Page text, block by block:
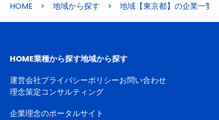
HOME > 地域から探す > 地域【東京都】の企業一覧
HOME業種から探す地域から探す
運営会社プライバシーポリシーお問い合わせ
理念策定コンサルティング
企業理念のポータルサイト